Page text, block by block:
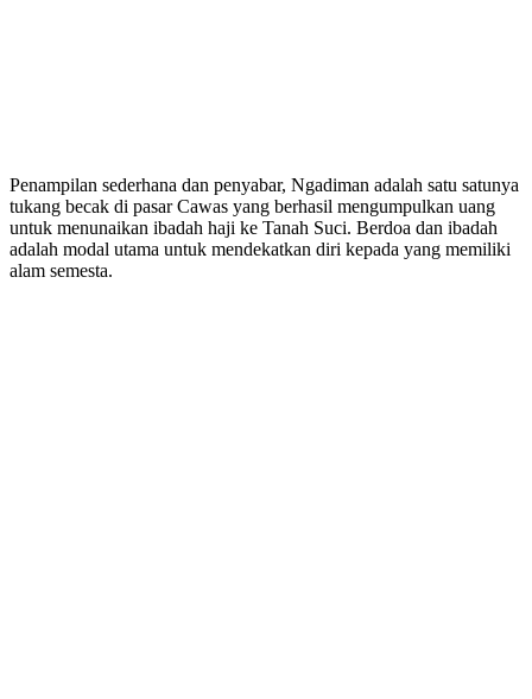
Penampilan sederhana dan penyabar, Ngadiman adalah satu satunya
tukang becak di pasar Cawas yang berhasil mengumpulkan uang
untuk menunaikan ibadah haji ke Tanah Suci. Berdoa dan ibadah
adalah modal utama untuk mendekatkan diri kepada yang memiliki
alam semesta.